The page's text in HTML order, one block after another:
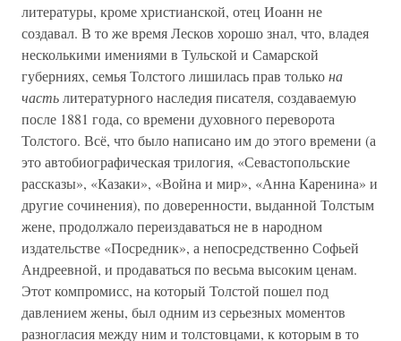
литературы, кроме христианской, отец Иоанн не
создавал. В то же время Лесков хорошо знал, что, владея
несколькими имениями в Тульской и Самарской
губерниях, семья Толстого лишилась прав толькона
частьлитературного наследия писателя, создаваемую
после 1881 года, со времени духовного переворота
Толстого. Всё, что было написано им до этого времени (а
это автобиографическая трилогия, «Севастопольские
рассказы», «Казаки», «Война и мир», «Анна Каренина» и
другие сочинения), по доверенности, выданной Толстым
жене, продолжало переиздаваться не в народном
издательстве «Посредник», а непосредственно Софьей
Андреевной, и продаваться по весьма высоким ценам.
Этот компромисс, на который Толстой пошел под
давлением жены, был одним из серьезных моментов
разногласия между ним и толстовцами, к которым в то